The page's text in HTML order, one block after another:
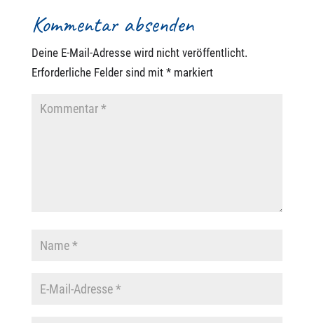
Kommentar absenden
Deine E-Mail-Adresse wird nicht veröffentlicht.
Erforderliche Felder sind mit *markiert